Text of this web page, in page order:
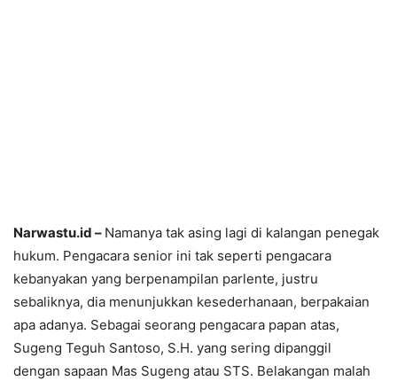
Narwastu.id – Namanya tak asing lagi di kalangan penegak
hukum. Pengacara senior ini tak seperti pengacara
kebanyakan yang berpenampilan parlente, justru
sebaliknya, dia menunjukkan kesederhanaan, berpakaian
apa adanya. Sebagai seorang pengacara papan atas,
Sugeng Teguh Santoso, S.H. yang sering dipanggil
dengan sapaan Mas Sugeng atau STS. Belakangan malah